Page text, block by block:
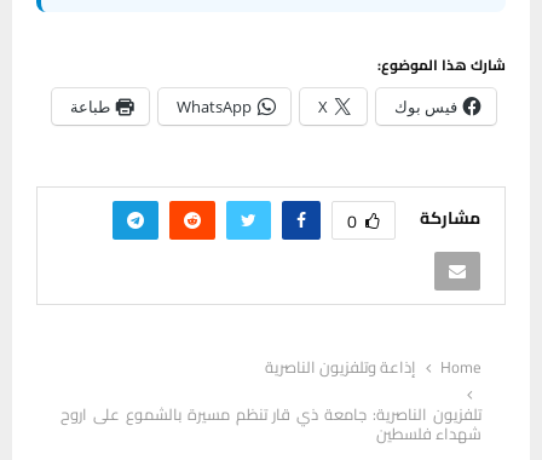
شارك هذا الموضوع:
فيس بوك X
WhatsApp طباعة
مشاركة 0
Home
إذاعة وتلفزيون الناصرية
تلفزيون الناصرية:⁩ جامعة ذي قار تنظم مسيرة بالشموع على اروح
شهداء فلسطين